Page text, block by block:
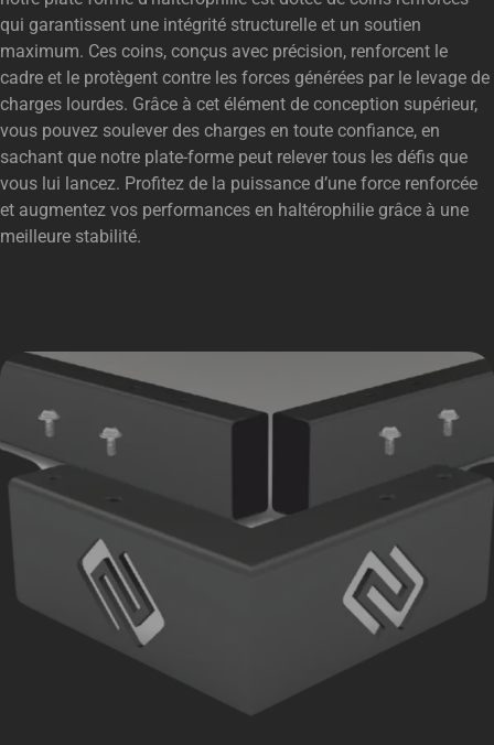
qui garantissent une intégrité structurelle et un soutien
maximum. Ces coins, conçus avec précision, renforcent le
cadre et le protègent contre les forces générées par le levage de
charges lourdes. Grâce à cet élément de conception supérieur,
vous pouvez soulever des charges en toute confiance, en
sachant que notre plate-forme peut relever tous les défis que
vous lui lancez. Profitez de la puissance d’une force renforcée
et augmentez vos performances en haltérophilie grâce à une
meilleure stabilité.